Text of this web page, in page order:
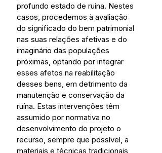
profundo estado de ruína. Nestes
casos, procedemos à avaliação
do significado do bem patrimonial
nas suas relações afetivas e do
imaginário das populações
próximas, optando por integrar
esses afetos na reabilitação
desses bens, em detrimento da
manutenção e conservação da
ruína. Estas intervenções têm
assumido por normativa no
desenvolvimento do projeto o
recurso, sempre que possível, a
materiais e técnicas tradicionais,